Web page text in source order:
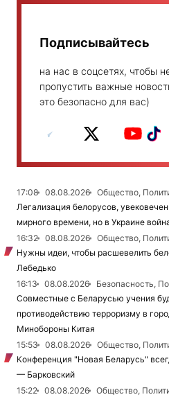
Подписывайтесь
на нас в соцсетях, чтобы
пропустить важные
это безопасно для вас)
17:08 08.08.2026
Общество,
Легализация белорусов,
мирного времени, но в Украине
16:32
08.08.2026
Общество,
Нужны идеи, чтобы расшевелить
Лебедько
16:13
08.08.2026
Безопасность,
Совместные с Беларусью учения
противодействию терроризму в
Минобороны Китая
15:53
08.08.2026
Общество,
Конференция "Новая Беларусь"
— Барковский
15:22
08.08.2026
Общество,